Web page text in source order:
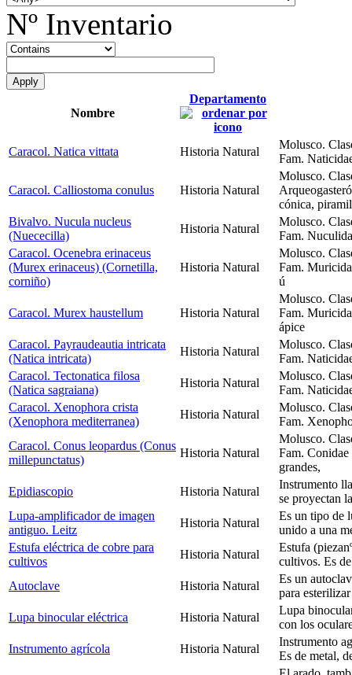
Nº Inventario
Nombre
Departamento
Caracol. Natica vittata Historia Natural
Molusco.
Fam.
Caracol. Calliostoma conulus Historia Natural
Molusco.
cónica,
Bivalvo. Nucula nucleus
(Nuececilla)
Historia Natural
Molusco.
Fam.
Caracol. Ocenebra erinaceus
(Murex erinaceus) (Cornetilla,
corniño)
Historia Natural
Molusco.
Fam.
ú
Caracol. Murex haustellum Historia Natural
Molusco.
Fam.
ápice
Caracol. Payraudeautia intricata
(Natica intricata)
Historia Natural
Molusco.
Fam.
Caracol. Tectonatica filosa
(Natica sagraiana)
Historia Natural
Molusco.
Fam.
Caracol. Xenophora crista
(Xenophora mediterranea)
Historia Natural
Molusco.
Fam.
Caracol. Conus leopardus (Conus
millepunctatus)
Historia Natural
Molusco.
Fam. Conidae
grandes,
Epidiascopio
Historia Natural
Instrumento
se proyectan
Lupa-amplificador de imagen
antiguo. Leitz
Historia Natural
Es un tipo de
unido a una
Estufa eléctrica de cobre para
cultivos
Historia Natural
Estufa
cultivos. Es
Autoclave
Historia Natural
Es un
para
Lupa binocular eléctrica
Historia Natural
Lupa
con los
Instrumento agrícola
Historia Natural
Instrumento
Es de metal,